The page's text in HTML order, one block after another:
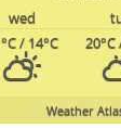
wed
20°C
°C/ 14°C
Weather